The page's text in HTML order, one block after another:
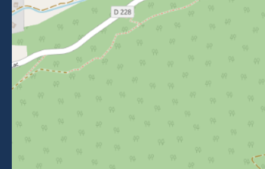
Venir à Morzine